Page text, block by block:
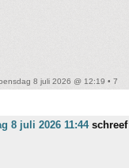
8 juli 2026 @ 12:19 • 7
8 juli 2026 11:44schreef